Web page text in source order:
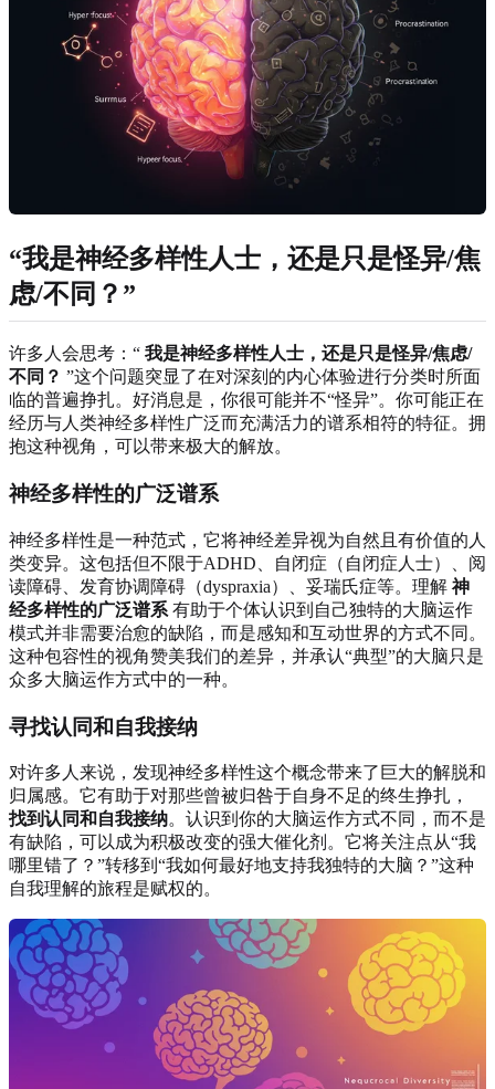
“我是神经多样性人士，还是只是怪异/焦
虑/不同？”
许多人会思考：“ 我是神经多样性人士，还是只是怪异/焦虑/
不同？ ”这个问题突显了在对深刻的内心体验进行分类时所面
临的普遍挣扎。好消息是，你很可能并不“怪异”。你可能正在
经历与人类神经多样性广泛而充满活力的谱系相符的特征。拥
抱这种视角，可以带来极大的解放。
神经多样性的广泛谱系
神经多样性是一种范式，它将神经差异视为自然且有价值的人
类变异。这包括但不限于ADHD、自闭症（自闭症人士）、阅
读障碍、发育协调障碍（dyspraxia）、妥瑞氏症等。理解 神
经多样性的广泛谱系 有助于个体认识到自己独特的大脑运作
模式并非需要治愈的缺陷，而是感知和互动世界的方式不同。
这种包容性的视角赞美我们的差异，并承认“典型”的大脑只是
众多大脑运作方式中的一种。
寻找认同和自我接纳
对许多人来说，发现神经多样性这个概念带来了巨大的解脱和
归属感。它有助于对那些曾被归咎于自身不足的终生挣扎，
找到认同和自我接纳。认识到你的大脑运作方式不同，而不是
有缺陷，可以成为积极改变的强大催化剂。它将关注点从“我
哪里错了？”转移到“我如何最好地支持我独特的大脑？”这种
自我理解的旅程是赋权的。